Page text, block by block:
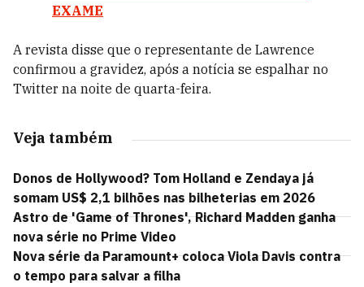
EXAME
A revista disse que o representante de Lawrence
confirmou a gravidez, após a notícia se espalhar no
Twitter na noite de quarta-feira.
Veja também
Donos de Hollywood? Tom Holland e Zendaya já
somam US$ 2,1 bilhões nas bilheterias em 2026
Astro de 'Game of Thrones', Richard Madden ganha
nova série no Prime Video
Nova série da Paramount+ coloca Viola Davis contra
o tempo para salvar a filha